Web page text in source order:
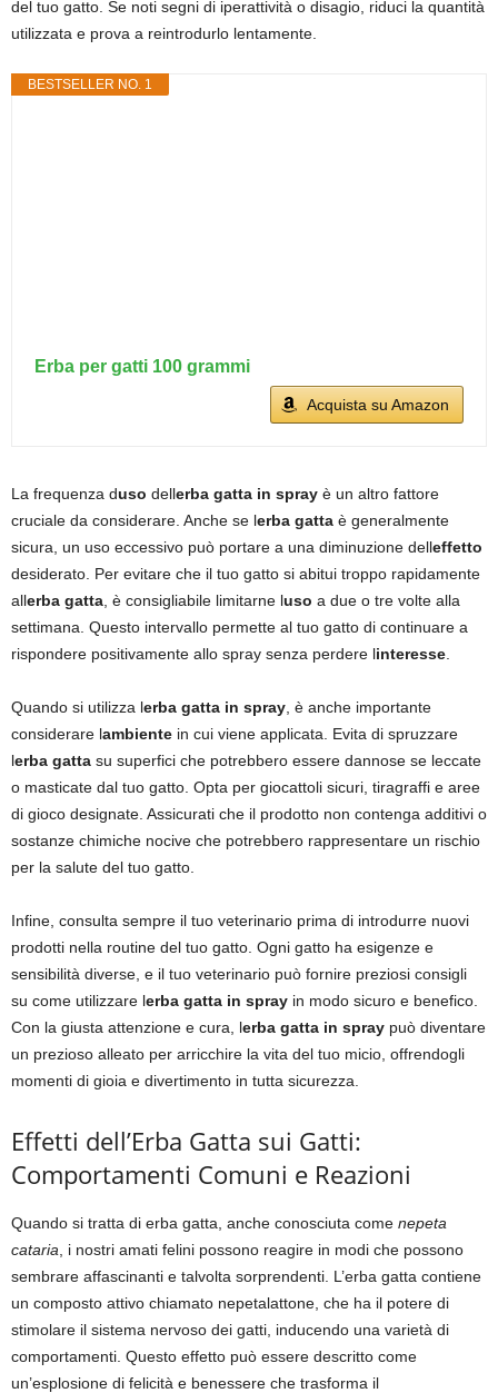
del tuo gatto. Se noti segni di iperattività o disagio, riduci la quantità
utilizzata e prova a reintrodurlo lentamente.
BESTSELLER NO. 1
Erba per gatti 100 grammi
Acquista su Amazon
La frequenza duso dellerba gatta in spray è un altro fattore
cruciale da considerare. Anche se lerba gatta è generalmente
sicura, un uso eccessivo può portare a una diminuzione delleffetto
desiderato. Per evitare che il tuo gatto si abitui troppo rapidamente
allerba gatta , è consigliabile limitarne luso a due o tre volte alla
settimana. Questo intervallo permette al tuo gatto di continuare a
rispondere positivamente allo spray senza perdere linteresse
Quando si utilizza lerba gatta in spray , è anche importante
considerare lambiente in cui viene applicata. Evita di spruzzare
lerba gatta su superfici che potrebbero essere dannose se leccate
o masticate dal tuo gatto. Opta per giocattoli sicuri, tiragraffi e aree
di gioco designate. Assicurati che il prodotto non contenga additivi o
sostanze chimiche nocive che potrebbero rappresentare un rischio
per la salute del tuo gatto.
Infine, consulta sempre il tuo veterinario prima di introdurre nuovi
prodotti nella routine del tuo gatto. Ogni gatto ha esigenze e
sensibilità diverse, e il tuo veterinario può fornire preziosi consigli
su come utilizzare lerba gatta in spray in modo sicuro e benefico.
Con la giusta attenzione e cura, lerba gatta in spray può diventare
un prezioso alleato per arricchire la vita del tuo micio, offrendogli
momenti di gioia e divertimento in tutta sicurezza.
Effetti dell’Erba Gatta sui Gatti:
Comportamenti Comuni e Reazioni
Quando si tratta di erba gatta, anche conosciuta come nepeta
cataria , i nostri amati felini possono reagire in modi che possono
sembrare affascinanti e talvolta sorprendenti. L’erba gatta contiene
un composto attivo chiamato nepetalattone, che ha il potere di
stimolare il sistema nervoso dei gatti, inducendo una varietà di
comportamenti. Questo effetto può essere descritto come
un’esplosione di felicità e benessere che trasforma il